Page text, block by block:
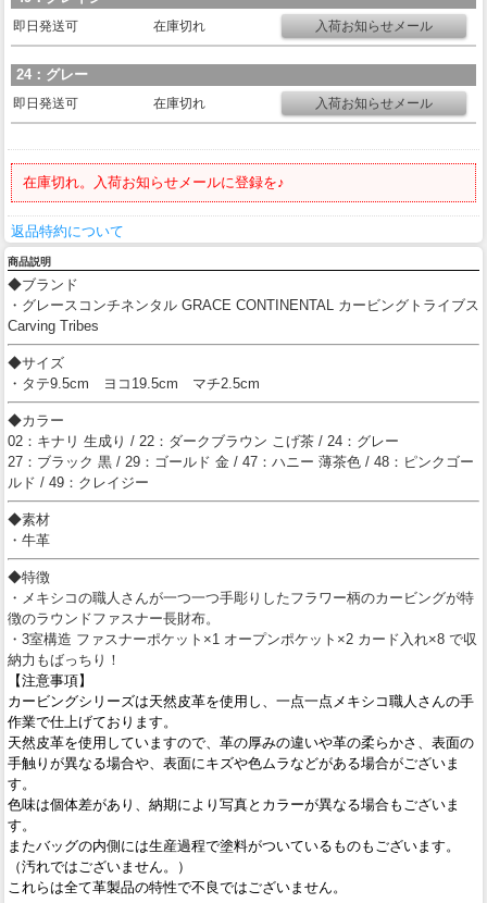
即日発送可 在庫切れ
24：グレー
即日発送可 在庫切れ
在庫切れ。入荷お知らせメールに登録を♪
返品特約について
商品説明
◆ブランド
・グレースコンチネンタル GRACE CONTINENTAL カービングトライブス
Carving Tribes
◆サイズ
・タテ9.5cm ヨコ19.5cm マチ2.5cm
◆カラー
02：キナリ 生成り / 22：ダークブラウン こげ茶 / 24：グレー
27：ブラック 黒 / 29：ゴールド 金 / 47：ハニー 薄茶色 / 48：ピンクゴー
ルド / 49：クレイジー
◆素材
・牛革
◆特徴
・メキシコの職人さんが一つ一つ手彫りしたフラワー柄のカービングが特
徴のラウンドファスナー長財布。
・3室構造 ファスナーポケット×1 オープンポケット×2 カード入れ×8 で収
納力もばっちり！
【注意事項】
カービングシリーズは天然皮革を使用し、一点一点メキシコ職人さんの手
作業で仕上げております。
天然皮革を使用していますので、革の厚みの違いや革の柔らかさ、表面の
手触りが異なる場合や、表面にキズや色ムラなどがある場合がございま
す。
色味は個体差があり、納期により写真とカラーが異なる場合もございま
す。
またバッグの内側には生産過程で塗料がついているものもございます。
（汚れではございません。）
これらは全て革製品の特性で不良ではございません。